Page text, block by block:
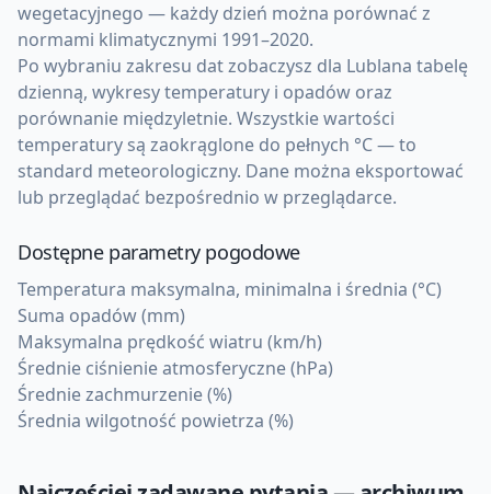
wegetacyjnego — każdy dzień można porównać z
normami klimatycznymi 1991–2020.
Po wybraniu zakresu dat zobaczysz dla Lublana tabelę
dzienną, wykresy temperatury i opadów oraz
porównanie międzyletnie. Wszystkie wartości
temperatury są zaokrąglone do pełnych °C — to
standard meteorologiczny. Dane można eksportować
lub przeglądać bezpośrednio w przeglądarce.
Dostępne parametry pogodowe
Temperatura maksymalna, minimalna i średnia (°C)
Suma opadów (mm)
Maksymalna prędkość wiatru (km/h)
Średnie ciśnienie atmosferyczne (hPa)
Średnie zachmurzenie (%)
Średnia wilgotność powietrza (%)